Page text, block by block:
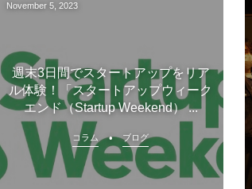
November 5, 2023
週末3日間でスタートアップをリア
ル体験！「スタートアップウィーク
エンド（Startup Weekend） ...
コラム ブログ